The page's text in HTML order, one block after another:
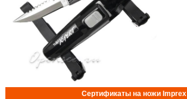
Сертификаты на ножи Imprex